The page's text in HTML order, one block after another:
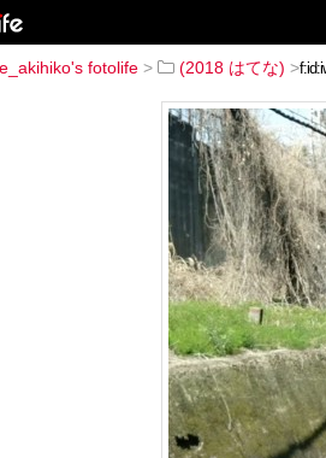
fotolife > (2018 はてな) >